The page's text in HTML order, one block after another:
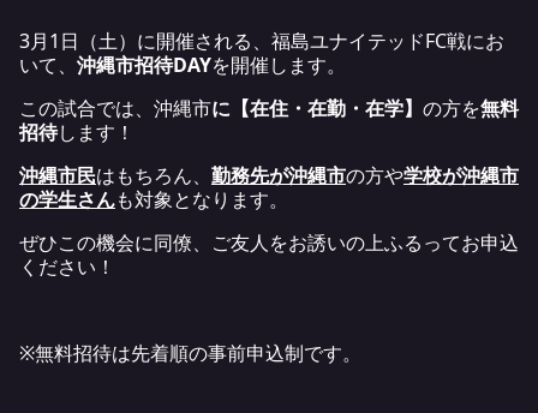
3月1日（土）に開催される、福島ユナイテッドFC戦にお
いて、 沖縄市招待DAYを開催します。
この試合では、沖縄市に【在住・在勤・在学】 の方を無料
招待します！
沖縄市民はもちろん、 勤務先が沖縄市の方や学校が沖縄市
の学生さんも対象となります。
ぜひこの機会に同僚、ご友人をお誘いの上ふるってお申込
ください！
※無料招待は先着順の事前申込制です。